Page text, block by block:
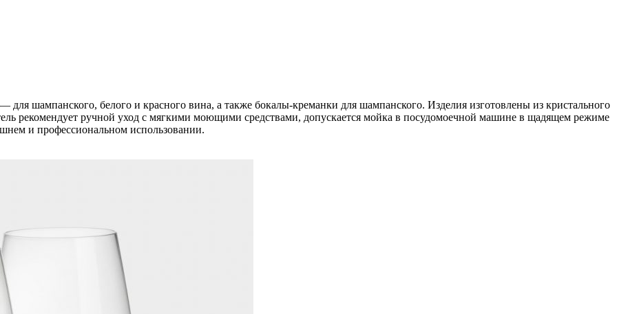
шампанского, белого и красного вина, а также бокалы-креманки для шампанского. Изделия изготовлены из кристального
рекомендует ручной уход с мягкими моющими средствами, допускается мойка в посудомоечной машине в щадящем режиме
и профессиональном использовании.